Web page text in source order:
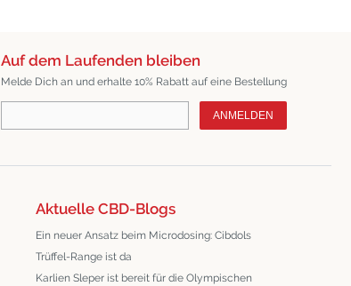
Auf dem Laufenden bleiben
Melde Dich an und erhalte 10% Rabatt auf eine Bestellung
ANMELDEN
Aktuelle CBD-Blogs
Ein neuer Ansatz beim Microdosing: Cibdols
Trüffel-Range ist da
Karlien Sleper ist bereit für die Olympischen